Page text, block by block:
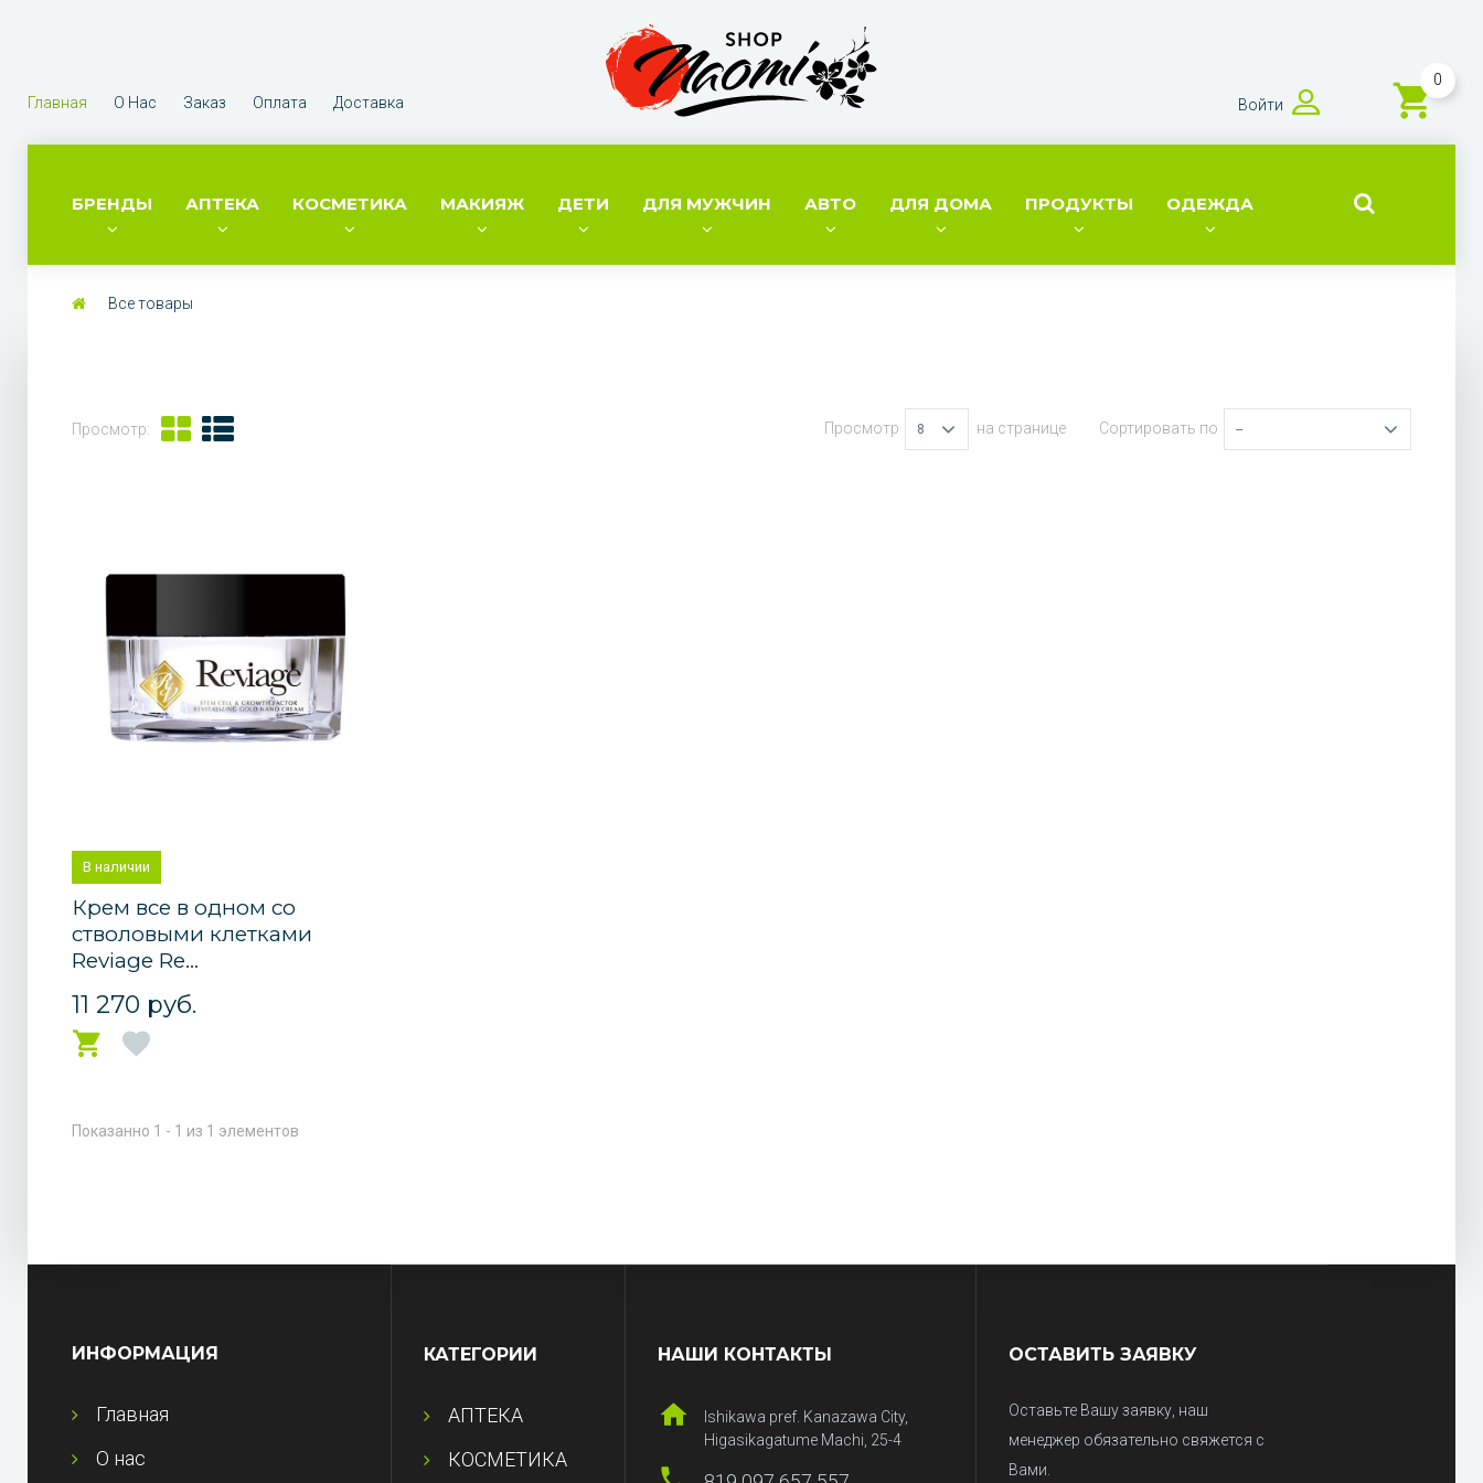
0
Войти
Главная О Нас Заказ Оплата Доставка
БРЕНДЫ АПТЕКА КОСМЕТИКА МАКИЯЖ ДЕТИ ДЛЯ МУЖЧИН АВТО ДЛЯ ДОМА ПРОДУКТЫ ОДЕЖДА
Все товары
Просмотр: Сортировать по --
Просмотр 8 на странице
В наличии
Крем все в одном со
стволовыми клетками
Reviage Re...
11 270 руб.
Показанно 1 - 1 из 1 элементов
ИНФОРМАЦИЯ
Главная
О нас
КАТЕГОРИИ
АПТЕКА
КОСМЕТИКА
НАШИ КОНТАКТЫ
Ishikawa pref. Kanazawa City,
Higasikagatume Machi, 25-4
ОСТАВИТЬ ЗАЯВКУ
Оставьте Вашу заявку, наш
менеджер обязательно свяжется с
Вами.